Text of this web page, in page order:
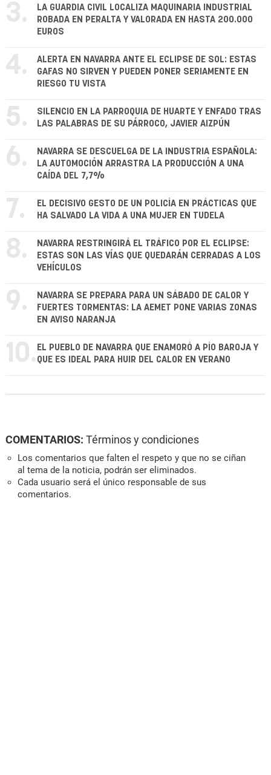
3.
LA GUARDIA CIVIL LOCALIZA MAQUINARIA INDUSTRIAL
ROBADA EN PERALTA Y VALORADA EN HASTA 200.000
EUROS
4.
ALERTA EN NAVARRA ANTE EL ECLIPSE DE SOL: ESTAS
GAFAS NO SIRVEN Y PUEDEN PONER SERIAMENTE EN
RIESGO TU VISTA
5.
SILENCIO EN LA PARROQUIA DE HUARTE Y ENFADO TRAS
LAS PALABRAS DE SU PÁRROCO, JAVIER AIZPÚN
6.
NAVARRA SE DESCUELGA DE LA INDUSTRIA ESPAÑOLA:
LA AUTOMOCIÓN ARRASTRA LA PRODUCCIÓN A UNA
CAÍDA DEL 7,7%
7.
EL DECISIVO GESTO DE UN POLICÍA EN PRÁCTICAS QUE
HA SALVADO LA VIDA A UNA MUJER EN TUDELA
8.
NAVARRA RESTRINGIRÁ EL TRÁFICO POR EL ECLIPSE:
ESTAS SON LAS VÍAS QUE QUEDARÁN CERRADAS A LOS
VEHÍCULOS
9.
NAVARRA SE PREPARA PARA UN SÁBADO DE CALOR Y
FUERTES TORMENTAS: LA AEMET PONE VARIAS ZONAS
EN AVISO NARANJA
10. EL PUEBLO DE NAVARRA QUE ENAMORÓ A PÍO BAROJA Y
QUE ES IDEAL PARA HUIR DEL CALOR EN VERANO
COMENTARIOS: Términos y condiciones
Los comentarios que falten el respeto y que no se ciñan
al tema de la noticia, podrán ser eliminados.
Cada usuario será el único responsable de sus
comentarios.